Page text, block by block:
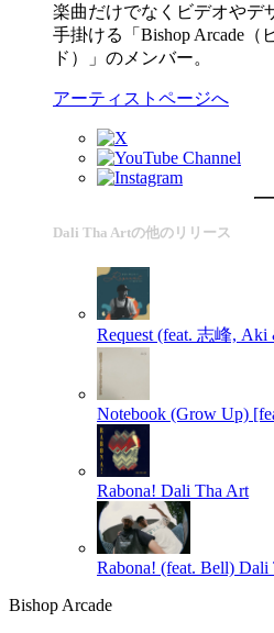
楽曲だけでなくビデオやデ
手掛ける「Bishop Arcade（
ド）」のメンバー。
アーティストページへ
Dali Tha Artの他のリリース
Request (feat. 志峰,
Notebook (Grow Up)
Rabona! Dali Tha Art
Rabona! (feat. Bell) Dali
Bishop Arcade